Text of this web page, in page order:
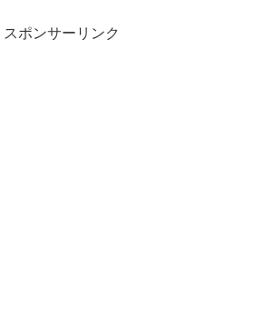
スポンサーリンク